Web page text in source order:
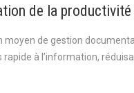
de la productivité
moyen de gestion
rapide à l’information,